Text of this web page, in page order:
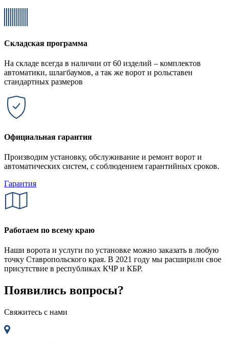
Складская программа
На складе всегда в наличии от 60 изделий – комплектов
автоматики, шлагбаумов, а так же ворот и рольставен
стандартных размеров
Официальная гарантия
Производим установку, обслуживание и ремонт ворот и
автоматических систем, с соблюдением гарантийных сроков.
Гарантия
Работаем по всему краю
Наши ворота и услуги по установке можно заказать в любую
точку Ставропольского края. В 2021 году мы расширили свое
присутствие в республиках КЧР и КБР.
Появились вопросы?
Свяжитесь с нами